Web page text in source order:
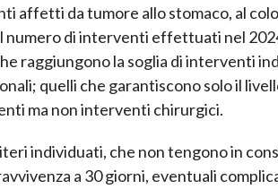
affetti da tumore allo stomaco, al
numero di interventi effettuati nel
raggiungono la soglia di interventi
quelli che garantiscono solo il
ma non interventi chirurgici.
individuati, che non tengono in
a 30 giorni, eventuali